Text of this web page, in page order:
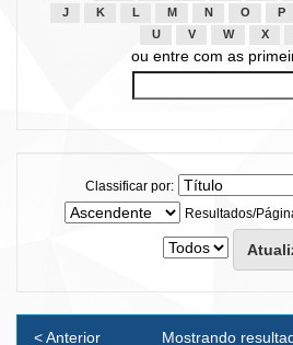
J
K L M N O P
U
V W X
ou entre com as
Classificar por:
Resultados/
Mostrando
< Anterior